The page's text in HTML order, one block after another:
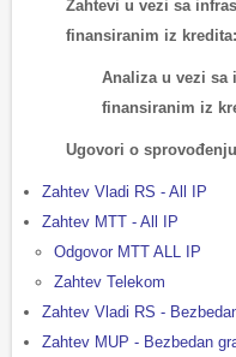
Zahtevi u vezi sa
finansiranim iz kredita:
Analiza u vezi sa
finansiranim iz
Ugovori o
Zahtev Vladi RS - All IP
Zahtev MTT - All IP
Odgovor MTT ALL IP
Zahtev Telekom
Zahtev Vladi RS -
Zahtev MUP - Bezbedan